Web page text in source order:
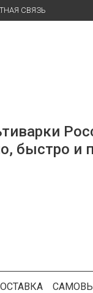
СВЯЗЬ
быстро и